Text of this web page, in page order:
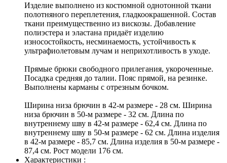
Изделие выполнено из костюмной однотонной ткани
полотняного переплетения, гладкоокрашенной. Состав
ткани преимущественно из вискозы. Добавление
полиэстера и эластана придаёт изделию
износостойкость, несминаемость, устойчивость к
ультрафиолетовым лучам и неприхотливость в уходе.
Прямые брюки свободного прилегания, укороченные.
Посадка средняя до талии. Пояс прямой, на резинке.
Выполнены карманы с отрезным бочком.
Ширина низа брючин в 42-м размере - 28 см. Ширина
низа брючин в 50-м размере - 32 см. Длина по
внутреннему шву в 42-м размере - 62,4 см. Длина по
внутреннему шву в 50-м размере - 62 см. Длина изделия
в 42-м размере - 85,7 см. Длина изделия в 50-м размере -
87,4 см. Рост модели 176 см.
Характеристики :